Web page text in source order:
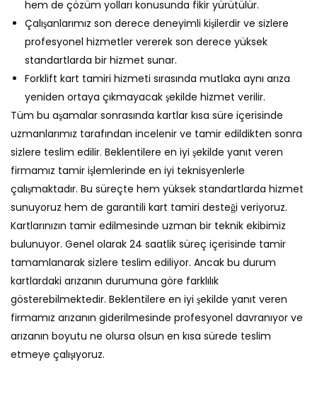
hem de çözüm yolları konusunda fikir yürütülür.
Çalışanlarımız son derece deneyimli kişilerdir ve sizlere
profesyonel hizmetler vererek son derece yüksek
standartlarda bir hizmet sunar.
Forklift kart tamiri hizmeti sırasında mutlaka aynı arıza
yeniden ortaya çıkmayacak şekilde hizmet verilir.
Tüm bu aşamalar sonrasında kartlar kısa süre içerisinde
uzmanlarımız tarafından incelenir ve tamir edildikten sonra
sizlere teslim edilir. Beklentilere en iyi şekilde yanıt veren
firmamız tamir işlemlerinde en iyi teknisyenlerle
çalışmaktadır. Bu süreçte hem yüksek standartlarda hizmet
sunuyoruz hem de garantili kart tamiri desteği veriyoruz.
Kartlarınızın tamir edilmesinde uzman bir teknik ekibimiz
bulunuyor. Genel olarak 24 saatlik süreç içerisinde tamir
tamamlanarak sizlere teslim ediliyor. Ancak bu durum
kartlardaki arızanın durumuna göre farklılık
gösterebilmektedir. Beklentilere en iyi şekilde yanıt veren
firmamız arızanın giderilmesinde profesyonel davranıyor ve
arızanın boyutu ne olursa olsun en kısa sürede teslim
etmeye çalışıyoruz.